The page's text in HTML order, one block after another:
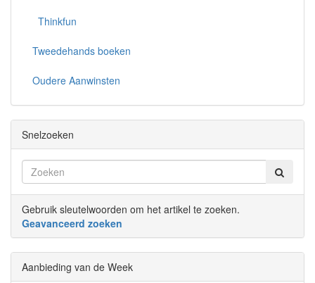
Thinkfun
Tweedehands boeken
Oudere Aanwinsten
Snelzoeken
Gebruik sleutelwoorden om het artikel te zoeken.
Geavanceerd zoeken
Aanbieding van de Week